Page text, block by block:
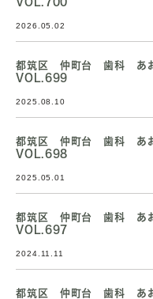
2026.05.02
都筑区 仲町台 歯科 あお
VOL.699
2025.08.10
都筑区 仲町台 歯科 あお
VOL.698
2025.05.01
都筑区 仲町台 歯科 あお
VOL.697
2024.11.11
都筑区 仲町台 歯科 あお